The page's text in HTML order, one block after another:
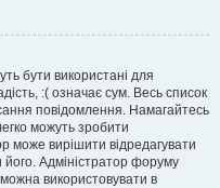
бути використані для
:( означає сум. Весь список
повідомлення. Намагайтесь
можуть зробити
може вирішити відредагувати
Адміністратор форуму
можна використовувати в